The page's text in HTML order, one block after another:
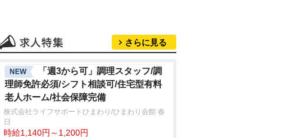
さらに見る
NEW
「週3から可」調理スタッフ/調
理師免許必須/シフト相談可/住宅型有料
老人ホーム/社会保障完備
株式会社ライフサポートひまわり/ひまわり会館 春
日
時給1,140円～1,200円